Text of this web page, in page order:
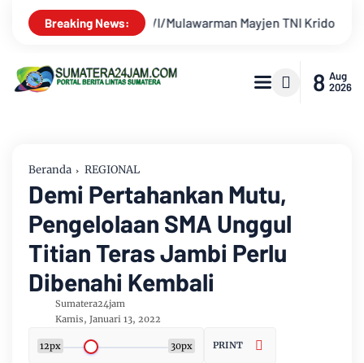
Breaking News:
Krido Pramono Jadi Ikon Singing Competition HUT Ke-81 RI
8 Aug
2026
Beranda REGIONAL
Demi Pertahankan Mutu,
Pengelolaan SMA Unggul
Titian Teras Jambi Perlu
Dibenahi Kembali
Sumatera24jam
Kamis, Januari 13, 2022
12px 30px PRINT